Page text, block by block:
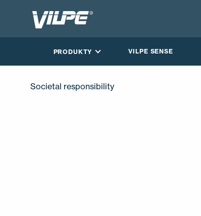
PRODUKTY VILPE SENSE
Societal responsibility